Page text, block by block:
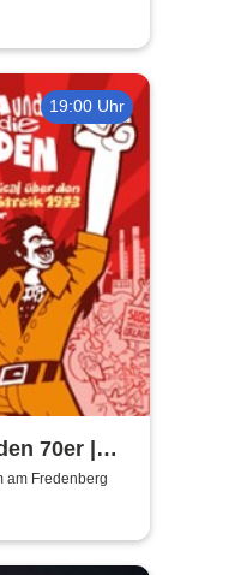
19:00 Uhr
70er |
am
am Fredenberg